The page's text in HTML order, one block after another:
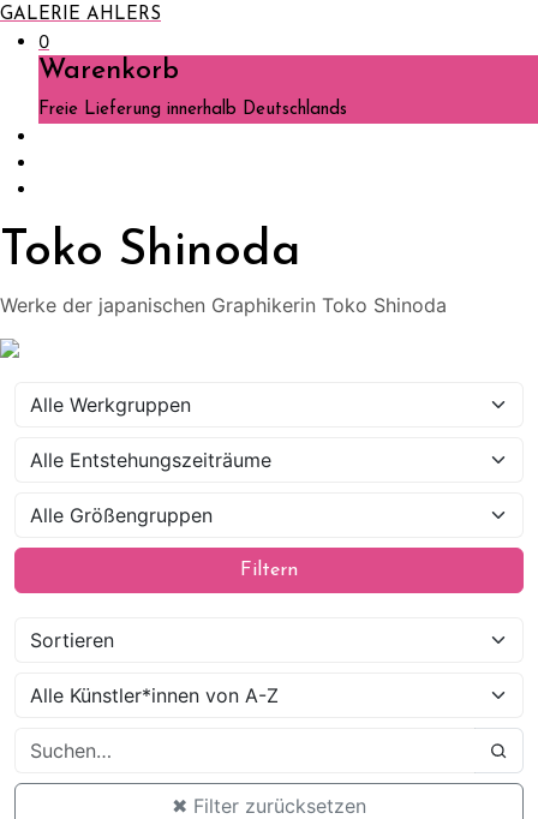
GALERIE AHLERS
0
Warenkorb
Freie Lieferung innerhalb Deutschlands
Toko Shinoda
Werke der japanischen Graphikerin Toko Shinoda
Filtern
✖ Filter zurücksetzen